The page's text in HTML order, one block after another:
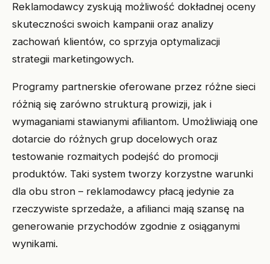
Reklamodawcy zyskują możliwość dokładnej oceny
skuteczności swoich kampanii oraz analizy
zachowań klientów, co sprzyja optymalizacji
strategii marketingowych.
Programy partnerskie oferowane przez różne sieci
różnią się zarówno strukturą prowizji, jak i
wymaganiami stawianymi afiliantom. Umożliwiają one
dotarcie do różnych grup docelowych oraz
testowanie rozmaitych podejść do promocji
produktów. Taki system tworzy korzystne warunki
dla obu stron – reklamodawcy płacą jedynie za
rzeczywiste sprzedaże, a afilianci mają szansę na
generowanie przychodów zgodnie z osiąganymi
wynikami.